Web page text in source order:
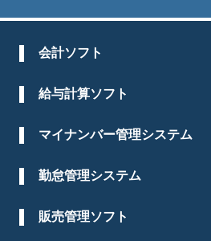
会計ソフト
給与計算ソフト
マイナンバー管理システム
勤怠管理システム
販売管理ソフト